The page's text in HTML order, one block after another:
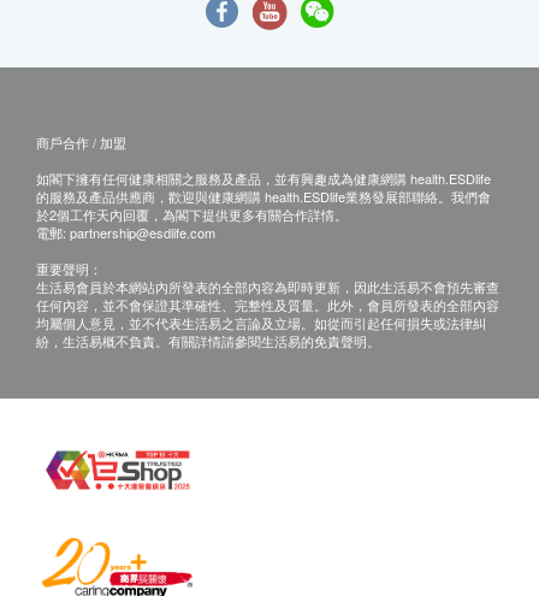
商戶合作 / 加盟
如閣下擁有任何健康相關之服務及產品，並有興趣成為健康網購 health.ESDlife
的服務及產品供應商，歡迎與健康網購 health.ESDlife業務發展部聯絡。我們會
於2個工作天內回覆，為閣下提供更多有關合作詳情。
電郵: partnership@esdlife.com
重要聲明：
生活易會員於本網站內所發表的全部內容為即時更新，因此生活易不會預先審查
任何內容，並不會保證其準確性、完整性及質量。此外，會員所發表的全部內容
均屬個人意見，並不代表生活易之言論及立場。如從而引起任何損失或法律糾
紛，生活易概不負責。有關詳情請參閱生活易的免責聲明。